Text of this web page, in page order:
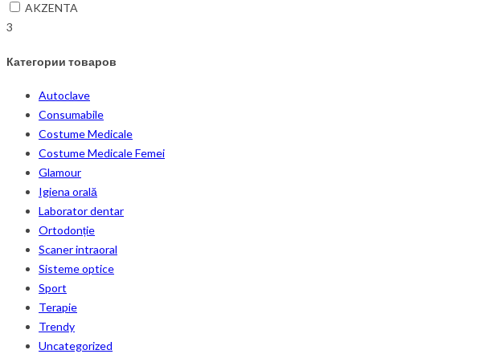
AKZENTA
3
Категории товаров
Autoclave
Consumabile
Costume Medicale
Costume Medicale Femei
Glamour
Igiena orală
Laborator dentar
Ortodonție
Scaner intraoral
Sisteme optice
Sport
Terapie
Trendy
Uncategorized